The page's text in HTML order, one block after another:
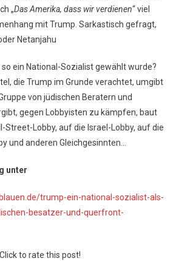
„Das Amerika, dass wir verdienen“ viel
mit Trump. Sarkastisch gefragt,
Netanjahu
so ein National-Sozialist gewählt wurde?
die Trump im Grunde verachtet, umgibt
von jüdischen Beratern und
gegen Lobbyisten zu kämpfen, baut
Street-Lobby, auf die Israel-Lobby, auf die
und anderen Gleichgesinnten…
unter
trump-ein-national-sozialist-als-
besatzer-und-querfront-
Click to rate this post!